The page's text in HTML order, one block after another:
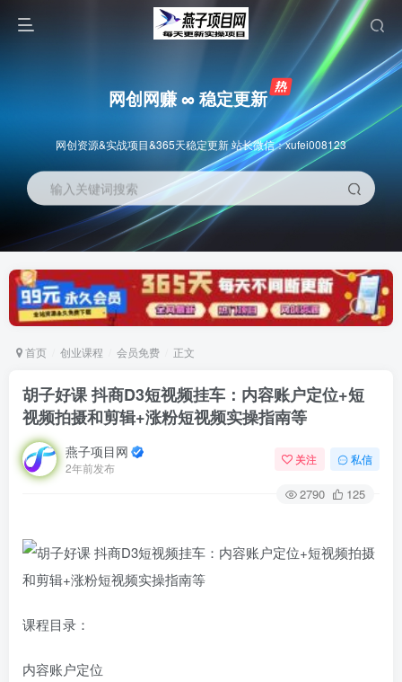
网创网赚 ∞ 稳定更新
网创资源&实战项目&365天稳定更新 站长微信：xufei008123
输入关键词搜索
首页 创业课程 会员免费 正文
胡子好课 抖商D3短视频挂车：内容账户定位+短
视频拍摄和剪辑+涨粉短视频实操指南等
燕子项目网
2年前发布
关注 私信
2790 125
课程目录：
内容账户定位